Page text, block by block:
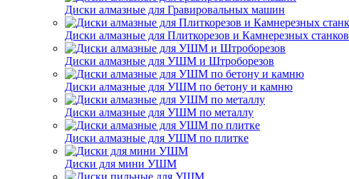
Диски алмазные для Гравировальных машин
Диски алмазные для Плиткорезов и Камнерезных станков
Диски алмазные для УШМ и Штроборезов
Диски алмазные для УШМ по бетону и камню
Диски алмазные для УШМ по металлу
Диски алмазные для УШМ по плитке
Диски для мини УШМ